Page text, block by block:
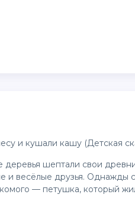
и кушали кашу (Детская
шептали свои
и весёлые друзья. Однажды
— петушка, который